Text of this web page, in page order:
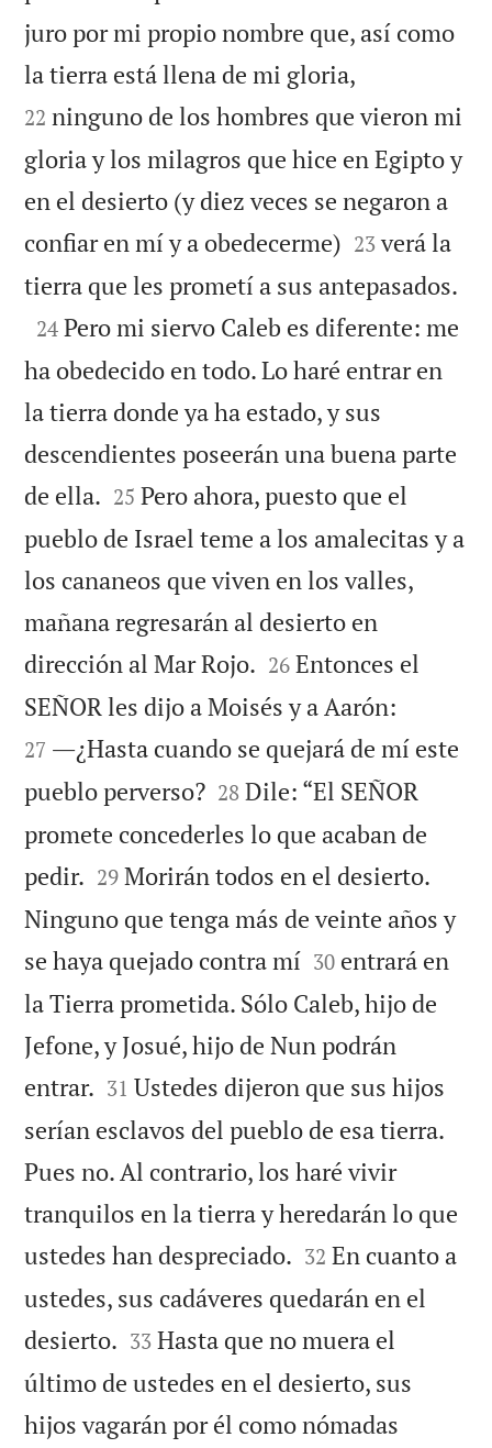
juro por mi propio nombre que, así como
la tierra está llena de mi gloria,
22 ninguno de los hombres que vieron mi
gloria y los milagros que hice en Egipto y
en el desierto (y diez veces se negaron a
confiar en mí y a obedecerme) 

23 verá la
tierra que les prometí a sus antepasados.

24 Pero mi siervo Caleb es diferente: me
ha obedecido en todo. Lo haré entrar en
la tierra donde ya ha estado, y sus
descendientes poseerán una buena parte
de ella. 

25 Pero ahora, puesto que el
pueblo de Israel teme a los amalecitas y a
los cananeos que viven en los valles,
mañana regresarán al desierto en
dirección al Mar Rojo. 

26 Entonces el
SEÑOR les dijo a Moisés y a Aarón:
27 ―¿Hasta cuando se quejará de mí este
pueblo perverso?
28 Dile: “El SEÑOR
promete concederles lo que acaban de
pedir. 

29 Morirán todos en el desierto.
Ninguno que tenga más de veinte años y
se haya quejado contra mí
30 entrará en
la Tierra prometida. Sólo Caleb, hijo de
Jefone, y Josué, hijo de Nun podrán
entrar. 

31 Ustedes dijeron que sus hijos
serían esclavos del pueblo de esa tierra.
Pues no. Al contrario, los haré vivir
tranquilos en la tierra y heredarán lo que
ustedes han despreciado. 

32 En cuanto a
ustedes, sus cadáveres quedarán en el
desierto. 

33 Hasta que no muera el
último de ustedes en el desierto, sus
hijos vagarán por él como nómadas